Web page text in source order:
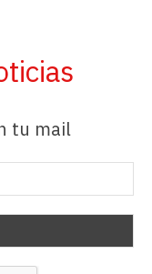
tu mail